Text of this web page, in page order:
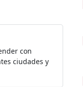
con
ciudades y